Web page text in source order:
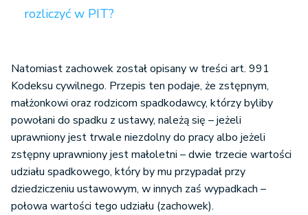
rozliczyć w PIT?
Natomiast zachowek został opisany w treści art. 991
Kodeksu cywilnego. Przepis ten podaje, że zstępnym,
małżonkowi oraz rodzicom spadkodawcy, którzy byliby
powołani do spadku z ustawy, należą się – jeżeli
uprawniony jest trwale niezdolny do pracy albo jeżeli
zstępny uprawniony jest małoletni – dwie trzecie wartości
udziału spadkowego, który by mu przypadał przy
dziedziczeniu ustawowym, w innych zaś wypadkach –
połowa wartości tego udziału (zachowek).